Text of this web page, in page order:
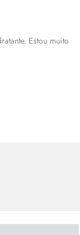
Estou muito